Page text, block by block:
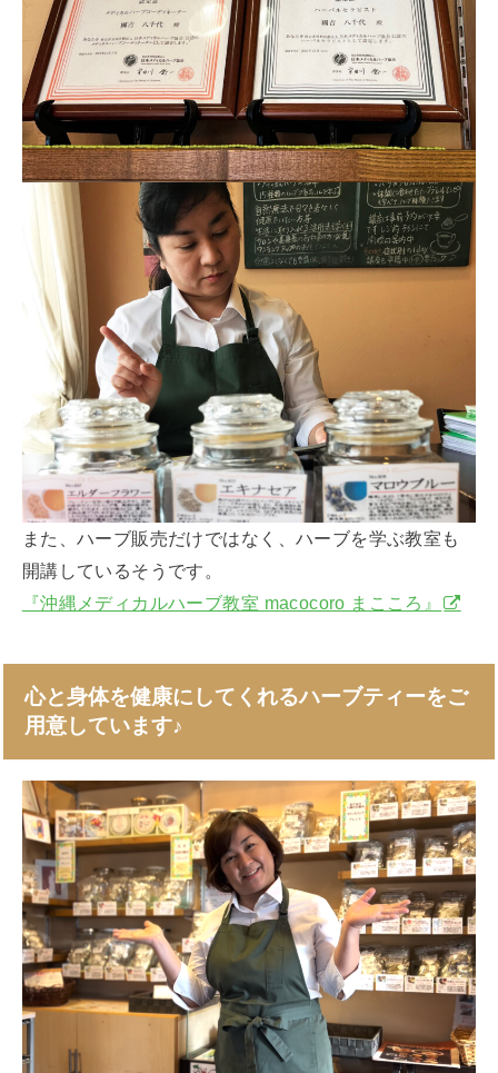
また、ハーブ販売だけではなく、ハーブを学ぶ教室も
開講しているそうです。
『沖縄メディカルハーブ教室 macocoro まこころ』
心と身体を健康にしてくれるハーブティーをご
用意しています♪